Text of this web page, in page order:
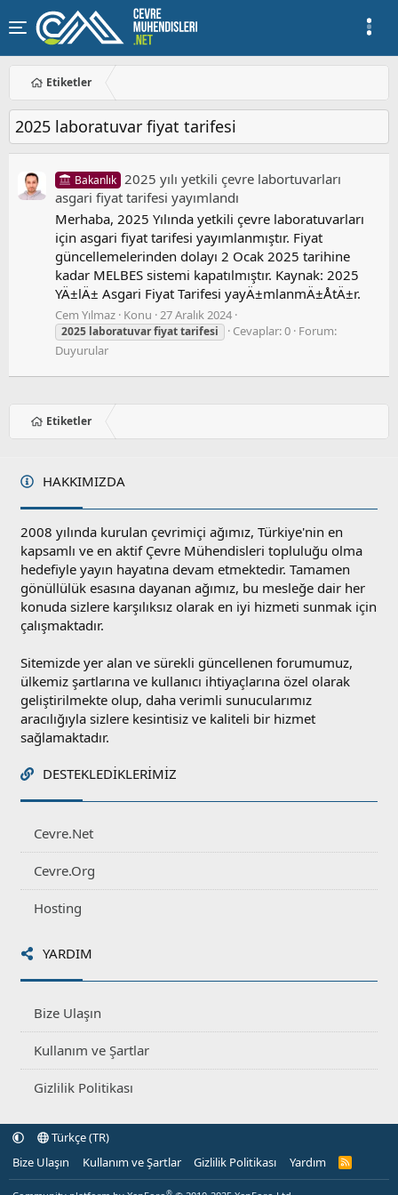
Etiketler
2025 laboratuvar fiyat tarifesi
Bakanlık 2025 yılı yetkili çevre labortuvarları
asgari fiyat tarifesi yayımlandı
Merhaba, 2025 Yılında yetkili çevre laboratuvarları
için asgari fiyat tarifesi yayımlanmıştır. Fiyat
güncellemelerinden dolayı 2 Ocak 2025 tarihine
kadar MELBES sistemi kapatılmıştır. Kaynak: 2025
YÄ±lÄ± Asgari Fiyat Tarifesi yayÄ±mlanmÄ±ÅtÄ±r.
Cem Yılmaz Konu 27 Aralık 2024
2025 laboratuvarfiyattarifesi Cevaplar: 0 Forum:
Duyurular
Etiketler
HAKKIMIZDA
2008 yılında kurulan çevrimiçi ağımız, Türkiye'nin en
kapsamlı ve en aktif Çevre Mühendisleri topluluğu olma
hedefiyle yayın hayatına devam etmektedir. Tamamen
gönüllülük esasına dayanan ağımız, bu mesleğe dair her
konuda sizlere karşılıksız olarak en iyi hizmeti sunmak için
çalışmaktadır.
Sitemizde yer alan ve sürekli güncellenen forumumuz,
ülkemiz şartlarına ve kullanıcı ihtiyaçlarına özel olarak
geliştirilmekte olup, daha verimli sunucularımız
aracılığıyla sizlere kesintisiz ve kaliteli bir hizmet
sağlamaktadır.
DESTEKLEDIKLERIMIZ
Cevre.Net
Cevre.Org
Hosting
YARDIM
Bize Ulaşın
Kullanım ve Şartlar
Gizlilik Politikası
Türkçe (TR)
Bize Ulaşın
Kullanım ve Şartlar Gizlilik Politikası Yardım
R
®